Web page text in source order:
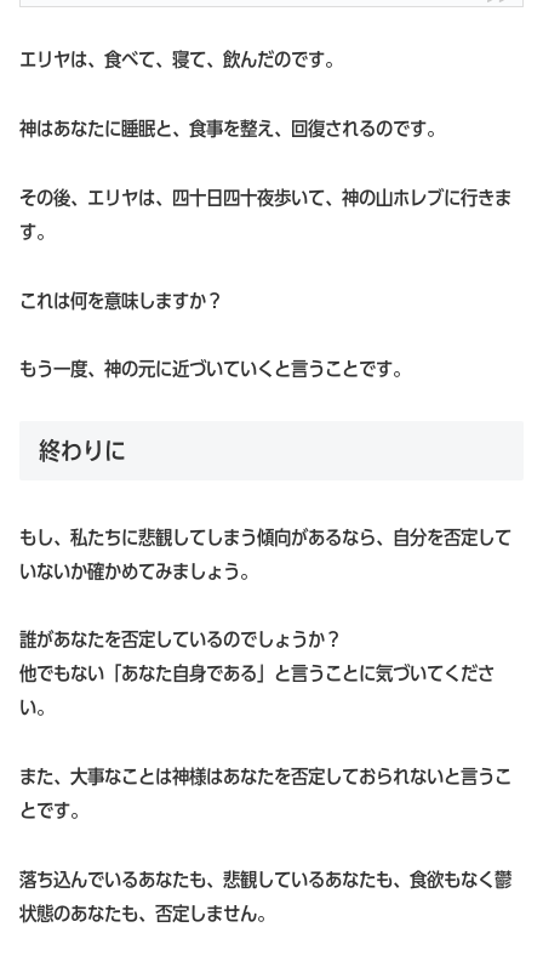
エリヤは、食べて、寝て、飲んだのです。
神はあなたに睡眠と、食事を整え、回復されるのです。
その後、エリヤは、四十日四十夜歩いて、神の山ホレブに行きま
す。
これは何を意味しますか？
もう一度、神の元に近づいていくと言うことです。
終わりに
もし、私たちに悲観してしまう傾向があるなら、自分を否定して
いないか確かめてみましょう。
誰があなたを否定しているのでしょうか？
他でもない「あなた自身である」と言うことに気づいてくださ
い。
また、大事なことは神様はあなたを否定しておられないと言うこ
とです。
落ち込んでいるあなたも、悲観しているあなたも、食欲もなく鬱
状態のあなたも、否定しません。